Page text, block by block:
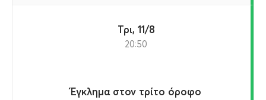
Τρι, 11/8
20:50
Έγκλημα στον τρίτο όροφο